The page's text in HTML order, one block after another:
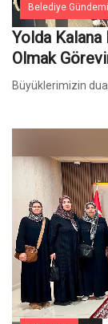
Belediye Gündemi
Yolda
Olmak
Büyüklerimizin